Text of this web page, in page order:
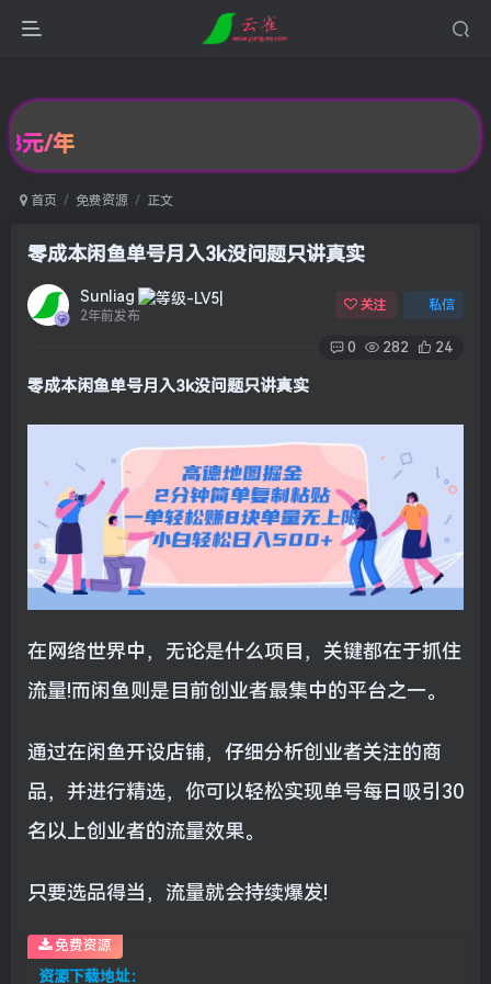
/年
首页 免费资源 正文
零成本闲鱼单号月入3k没问题只讲真实
Sunliag
2年前发布
关注 私信
0 282 24
零成本闲鱼单号月入3k没问题只讲真实
在网络世界中，无论是什么项目，关键都在于抓住
流量!而闲鱼则是目前创业者最集中的平台之一。
通过在闲鱼开设店铺，仔细分析创业者关注的商
品，并进行精选，你可以轻松实现单号每日吸引30
名以上创业者的流量效果。
只要选品得当，流量就会持续爆发!
资源下载地址：
免费资源